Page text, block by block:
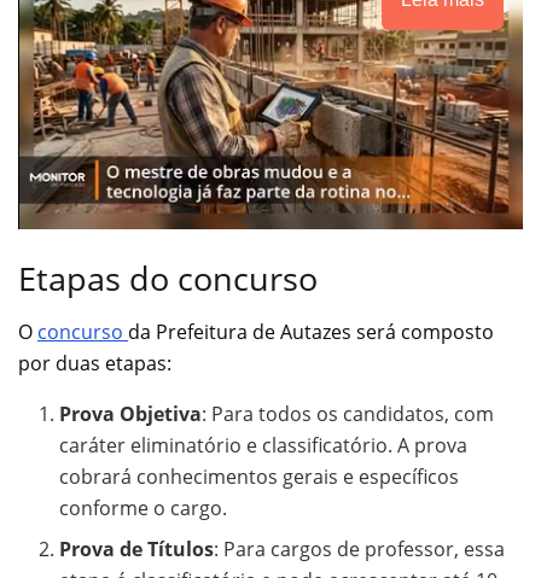
Etapas do concurso
O concurso da Prefeitura de Autazes será composto
por duas etapas:
Prova Objetiva: Para todos os candidatos, com
caráter eliminatório e classificatório. A prova
cobrará conhecimentos gerais e específicos
conforme o cargo.
Prova de Títulos: Para cargos de professor, essa